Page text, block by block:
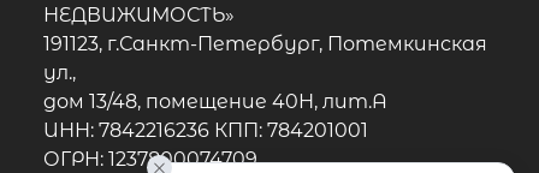
НЕДВИЖИМОСТЬ»
191123, г.Санкт-Петербург, Потемкинская
ул.,
дом 13/48, помещение 40Н, лит.А
ИНН: 7842216236 КПП: 784201001
ОГРН: 1237800074709